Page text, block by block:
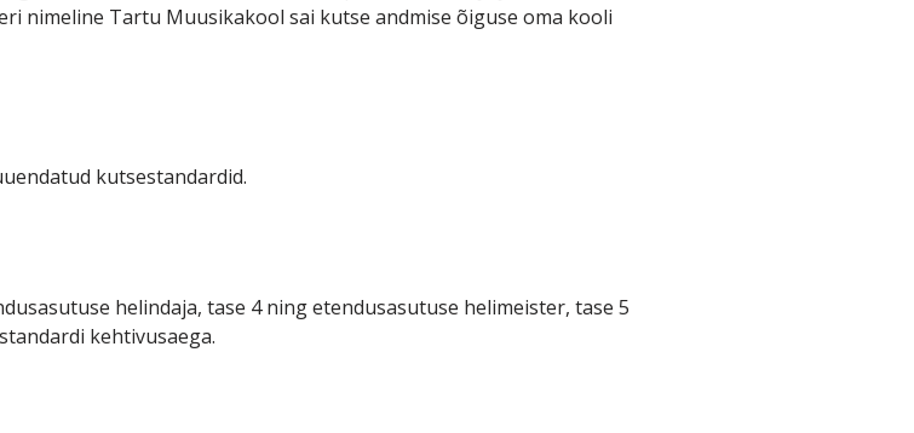
nimeline Tartu Muusikakool sai kutse andmise õiguse oma kooli
kutsestandardid.
helindaja, tase 4 ning etendusasutuse helimeister, tase 5
kehtivusaega.